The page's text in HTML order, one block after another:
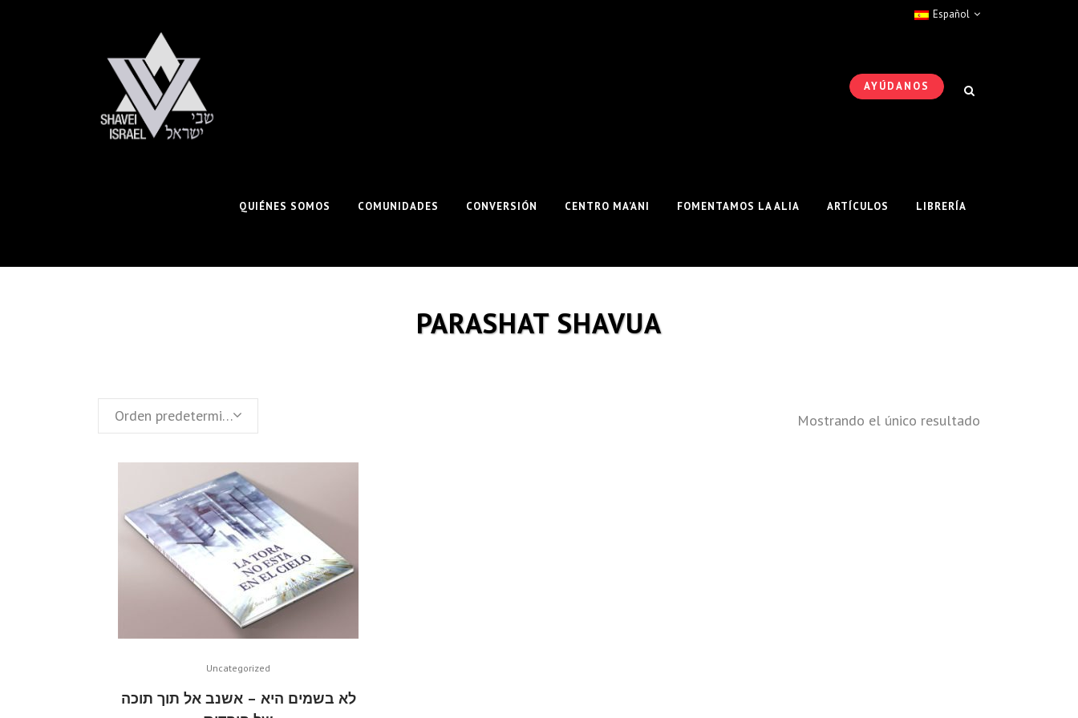
Español
AYÚDANOS
QUIÉNES SOMOS COMUNIDADES CONVERSIÓN CENTRO MA’ANI FOMENTAMOS LA ALIA ARTÍCULOS LIBRERÍA
PARASHAT SHAVUA
Mostrando el único resultado
Orden predeterminado
Uncategorized
לא בשמים היא – אשנב אל תוך תוכה